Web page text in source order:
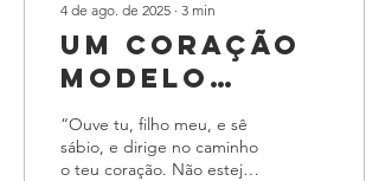
4 de ago. de 2025 ∙ 3 min
UM CORAÇÃO
MODELO
Parte 1
“Ouve tu, filho meu, e sê
sábio, e dirige no caminho
o teu coração. Não estejas